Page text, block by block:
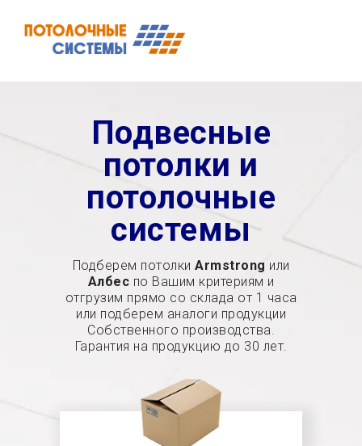
Подвесные
потолки и
потолочные
системы
Подберем потолки Armstrong или
Албес по Вашим критериям и
отгрузим прямо со склада от 1 часа
или подберем аналоги продукции
Собственного производства.
Гарантия на продукцию до 30 лет.